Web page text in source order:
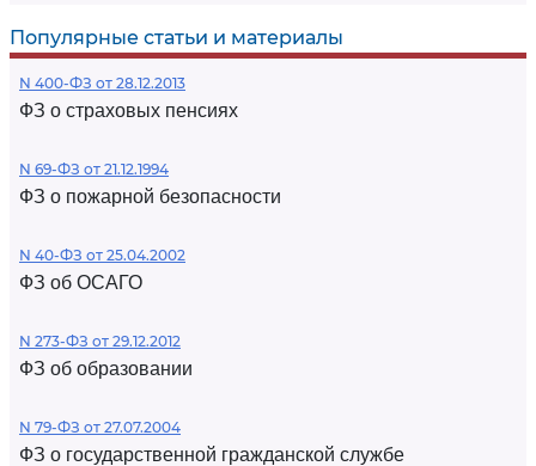
Популярные статьи и материалы
N 400-ФЗ от 28.12.2013
ФЗ о страховых пенсиях
N 69-ФЗ от 21.12.1994
ФЗ о пожарной безопасности
N 40-ФЗ от 25.04.2002
ФЗ об ОСАГО
N 273-ФЗ от 29.12.2012
ФЗ об образовании
N 79-ФЗ от 27.07.2004
ФЗ о государственной гражданской службе